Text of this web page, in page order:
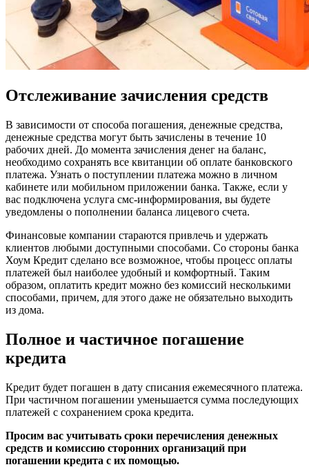
Отслеживание зачисления средств
В зависимости от способа погашения, денежные средства,
денежные средства могут быть зачислены в течение 10
рабочих дней. До момента зачисления денег на баланс,
необходимо сохранять все квитанции об оплате банковского
платежа. Узнать о поступлении платежа можно в личном
кабинете или мобильном приложении банка. Также, если у
вас подключена услуга смс-информирования, вы будете
уведомлены о пополнении баланса лицевого счета.
Финансовые компании стараются привлечь и удержать
клиентов любыми доступными способами. Со стороны банка
Хоум Кредит сделано все возможное, чтобы процесс оплаты
платежей был наиболее удобный и комфортный. Таким
образом, оплатить кредит можно без комиссий несколькими
способами, причем, для этого даже не обязательно выходить
из дома.
Полное и частичное погашение
кредита
Кредит будет погашен в дату списания ежемесячного платежа.
При частичном погашении уменьшается сумма последующих
платежей с сохранением срока кредита.
Просим вас учитывать сроки перечисления денежных
средств и комиссию сторонних организаций при
погашении кредита с их помощью.